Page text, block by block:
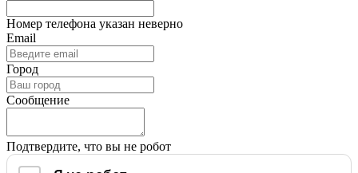
Номер телефона указан неверно
Email
Город
Сообщение
Подтвердите, что вы не робот